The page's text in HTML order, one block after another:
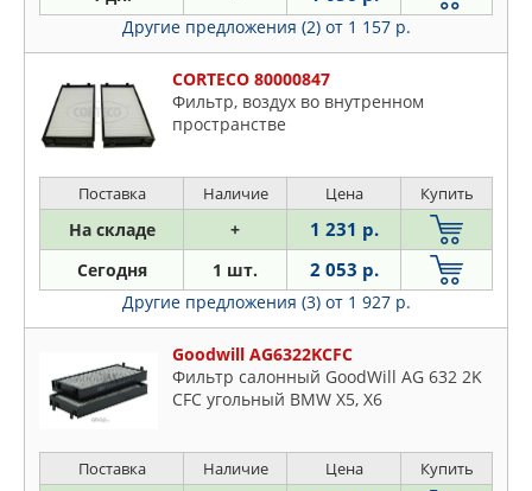
Другие предложения (2) от 1 157 р.
CORTECO 80000847
Фильтр, воздух во внутренном
пространстве
Поставка Наличие Цена Купить
На складе + 1 231 р.
Сегодня 1 шт. 2 053 р.
Другие предложения (3) от 1 927 р.
Goodwill AG6322KCFC
Фильтр салонный GoodWill AG 632 2K
CFC угольный BMW X5, X6
Поставка Наличие Цена Купить